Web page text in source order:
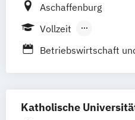
Aschaffenburg
Vollzeit
Berufsbegleitendes
Betriebswirtschaft
Katholische